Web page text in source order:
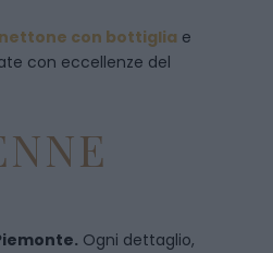
con bottiglia e
con eccellenze del
Ogni dettaglio,